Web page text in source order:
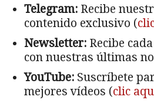
Telegram: Recibe
contenido exclusivo (
Newsletter: Recibe
con nuestras últimas
YouTube: Suscríbete
mejores vídeos (clic